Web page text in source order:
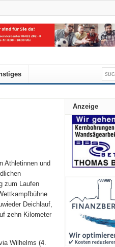
Athletinnen und
zum Laufen
Deichlauf,
zehn Kilometer
Wilhelms (4.
Anzeige